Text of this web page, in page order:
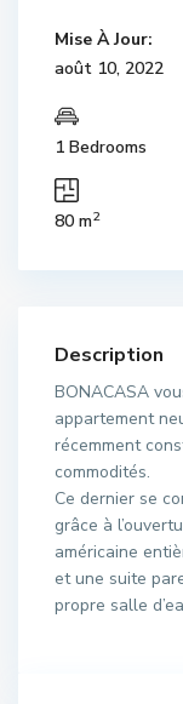
Mise À Jour:
août 10, 2022
1 Bedrooms
80 m2
Description
BONACASA
appartement
récemment
commodités.
Ce dernier se
grâce à
américaine
et une suite
propre salle